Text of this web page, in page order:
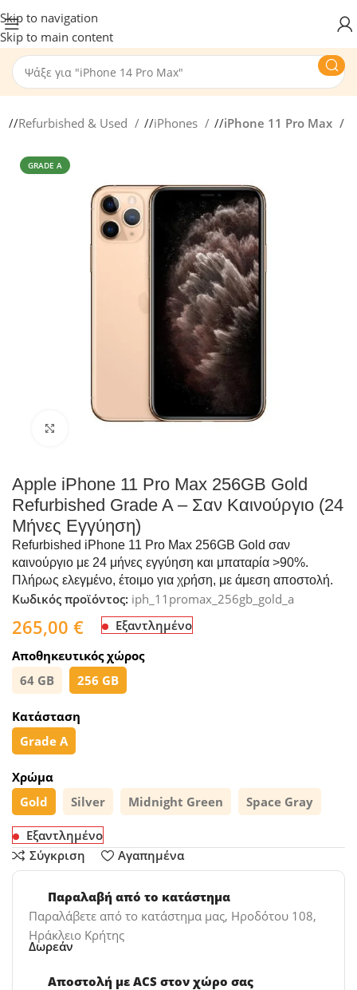
Skip to navigation
Skip to main content
/ Refurbished & Used / iPhones / iPhone 11 Pro Max
GRADE A
Apple iPhone 11 Pro Max 256GB Gold
Refurbished Grade A – Σαν Καινούργιο (24
Μήνες Εγγύηση)
Refurbished iPhone 11 Pro Max 256GB Gold σαν
καινούργιο με 24 μήνες εγγύηση και μπαταρία >90%.
Πλήρως ελεγμένο, έτοιμο για χρήση, με άμεση αποστολή.
Κωδικός προϊόντος: iph_11promax_256gb_gold_a
265,00€
Εξαντλημένο
Αποθηκευτικός χώρος
64 GB
256 GB
Κατάσταση
Grade A
Χρώμα
Gold
Silver Midnight Green Space Gray
Εξαντλημένο
Σύγκριση
Αγαπημένα
Παραλαβή από το κατάστημα
Παραλάβετε από το κατάστημα μας, Ηροδότου 108,
Ηράκλειο Κρήτης
Δωρεάν
Αποστολή με ACS στον χώρο σας